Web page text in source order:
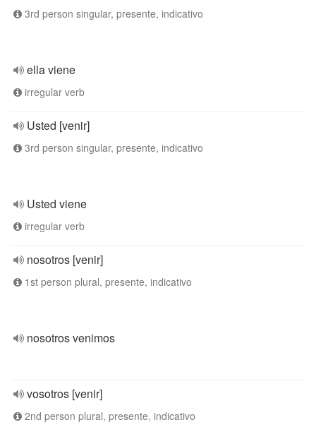
3rd person singular, presente, indicativo
ella viene
irregular verb
Usted [venir]
3rd person singular, presente, indicativo
Usted viene
irregular verb
nosotros [venir]
1st person plural, presente, indicativo
nosotros venimos
vosotros [venir]
2nd person plural, presente, indicativo